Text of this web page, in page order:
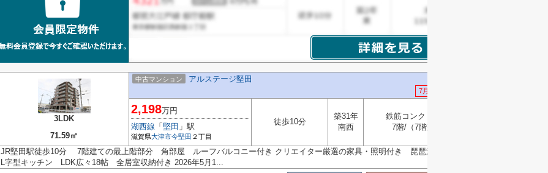
3LDK
71.59㎡
中古マンション アルステージ堅田
7月16日 値下げ
2,198万円
湖西線 「 堅田 」駅
滋賀県大津市今堅田 ２丁目
徒歩10分
築31年
南西
鉄筋コンクリート
7階/（7階建）
JR堅田駅徒歩10分 7階建ての最上階部分 角部屋 ルーフバルコニー付き クリエイター厳選の家具・照明付き 琵琶湖眺望あり
L字型キッチン LDK広々18帖 全居室収納付き 2026年5月1...